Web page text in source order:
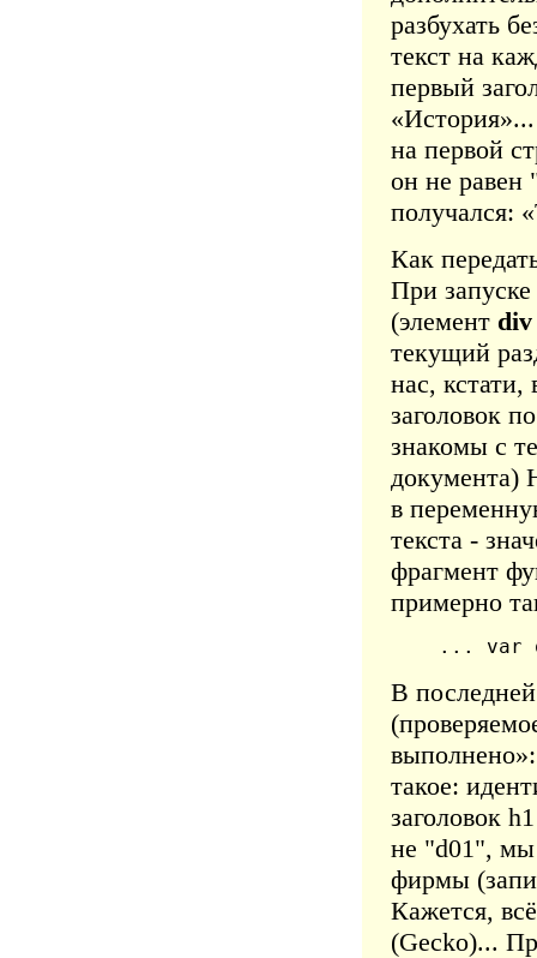
разбухать
текст на
первый
на первой
он не равен
получался:
Как
При
(элемент div
текущий
нас,
заголовок
знакомы с
документа)
в
текста -
фрагмент
примерно
... var
В
такое:
заголовок
не "d01", мы
фирмы
Кажется,
(Gecko)...